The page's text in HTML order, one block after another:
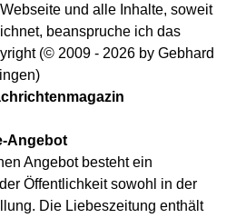
und alle Inhalte, soweit
beanspruche ich das
(© 2009 - 2026 by Gebhard
Angebot
Angebot besteht ein
Öffentlichkeit sowohl in der
Die Liebeszeitung enthält